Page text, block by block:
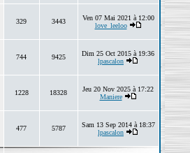
329 3443
Ven 07 Mai 2021 à 12:00
love_leeloo
744 9425
Dim 25 Oct 2015 à 19:36
lpascalon
1228 18328
Jeu 20 Nov 2025 à 17:22
Maniere
477 5787
Sam 13 Sep 2014 à 18:37
lpascalon